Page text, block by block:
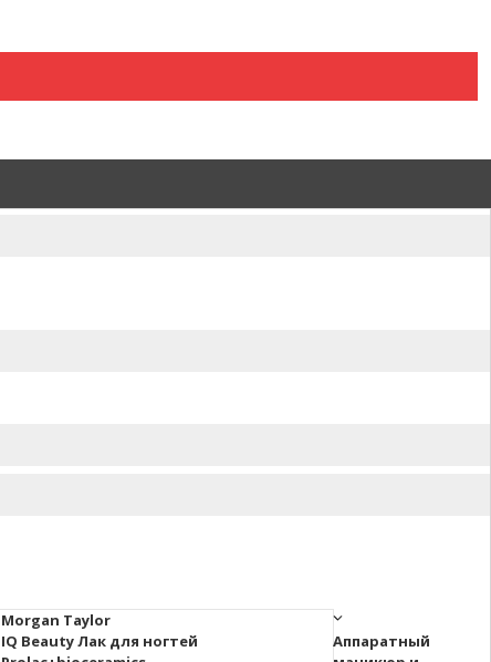
Morgan Taylor
IQ Beauty Лак для ногтей
Аппаратный